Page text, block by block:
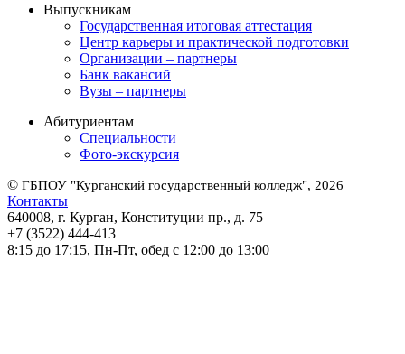
Выпускникам
Государственная итоговая аттестация
Центр карьеры и практической подготовки
Организации – партнеры
Банк вакансий
Вузы – партнеры
Абитуриентам
Специальности
Фото-экскурсия
© ГБПОУ "Курганский государственный колледж", 2026
Контакты
640008, г. Курган, Конституции пр., д. 75
+7 (3522) 444-413
8:15 до 17:15, Пн-Пт, обед с 12:00 до 13:00